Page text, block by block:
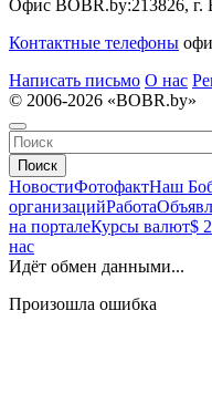
Офис BOBR.by:213826, г.
Контактные телефоны
Написать письмо О нас
© 2006-2026 «BOBR.by»
Поиск
НовостиФотофактНаш
организацийРабота
на порталеКурсы валют$
нас
Идёт обмен данными...
Произошла ошибка